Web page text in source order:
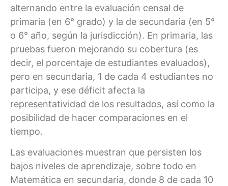
alternando entre la evaluación censal de
primaria (en 6° grado) y la de secundaria (en 5°
o 6° año, según la jurisdicción). En primaria, las
pruebas fueron mejorando su cobertura (es
decir, el porcentaje de estudiantes evaluados),
pero en secundaria, 1 de cada 4 estudiantes no
participa, y ese déficit afecta la
representatividad de los resultados, así como la
posibilidad de hacer comparaciones en el
tiempo.
Las evaluaciones muestran que persisten los
bajos niveles de aprendizaje, sobre todo en
Matemática en secundaria, donde 8 de cada 10